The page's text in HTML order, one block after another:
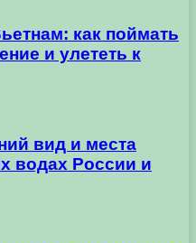
как поймать
и улететь к
вид и места
водах России и